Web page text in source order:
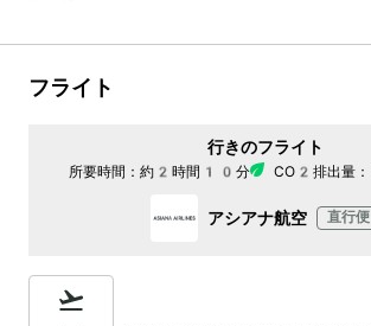
フライト
行きのフライト
所要時間： 約2時間10分 CO2排出量：
アシアナ航空 直行便